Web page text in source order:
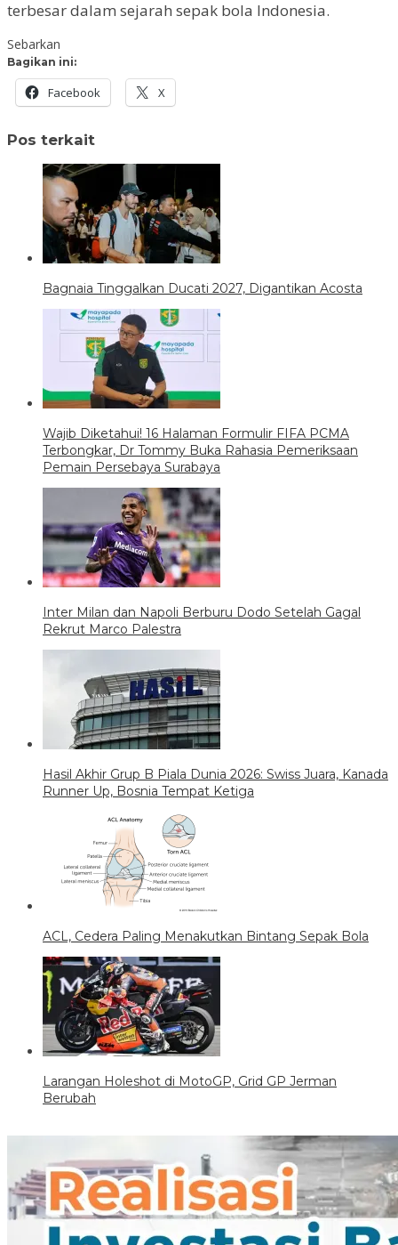
terbesar dalam sejarah sepak bola Indonesia.
Sebarkan
Bagikan ini:
Facebook X
Pos terkait
Bagnaia Tinggalkan Ducati 2027, Digantikan Acosta
Wajib Diketahui! 16 Halaman Formulir FIFA PCMA
Terbongkar, Dr Tommy Buka Rahasia Pemeriksaan
Pemain Persebaya Surabaya
Inter Milan dan Napoli Berburu Dodo Setelah Gagal
Rekrut Marco Palestra
Hasil Akhir Grup B Piala Dunia 2026: Swiss Juara, Kanada
Runner Up, Bosnia Tempat Ketiga
ACL, Cedera Paling Menakutkan Bintang Sepak Bola
Larangan Holeshot di MotoGP, Grid GP Jerman
Berubah